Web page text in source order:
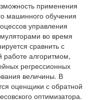
применения
машинного обучения
управления
во время
сравнить с
алгоритмом,
регрессионных
величины. В
оценщики с обратной
оптимизатора.